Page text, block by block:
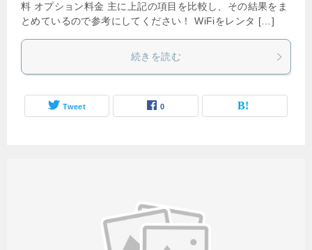
料 オプション料金 主に上記の項目を比較し、その結果をま
とめているので参考にしてください！ WiFiをレンタ […]
続きを読む
Tweet 0